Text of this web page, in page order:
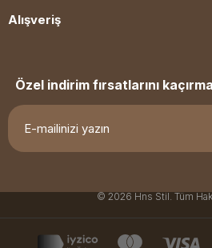
Alışveriş
Özel indirim fırsatlarını
© 2026 Hns Stil. Tüm